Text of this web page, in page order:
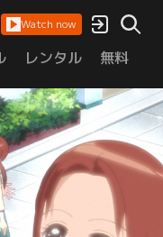
Watch now
レンタル 無料